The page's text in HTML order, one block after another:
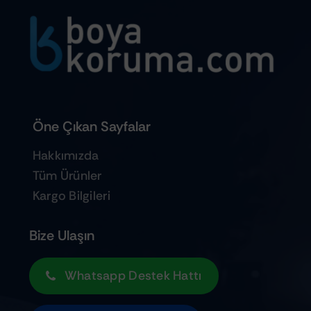
Öne Çıkan Sayfalar
Hakkımızda
Tüm Ürünler
Kargo Bilgileri
Bize Ulaşın
Whatsapp Destek Hattı